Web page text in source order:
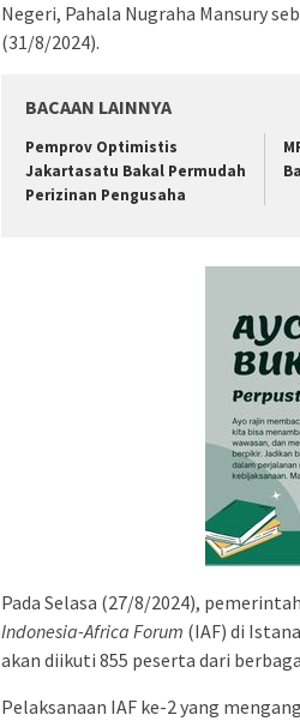
Negeri, Pahala Nugraha Mansury
(31/8/2024).
BACAAN LAINNYA
Pemprov Optimistis
Jakartasatu Bakal Permudah
Perizinan Pengusaha
Pada Selasa (27/8/2024),
Indonesia-Africa Forum (IAF) di
akan diikuti 855 peserta dari
Pelaksanaan IAF ke-2 yang